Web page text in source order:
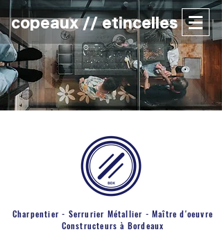
copeaux // etincelles
Charpentier - Serrurier Métallier - Maître d'oeuvre
Constructeurs à Bordeaux